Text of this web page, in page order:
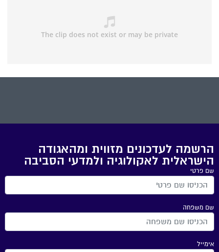
הרשמה לעדכונים מזווית ומהאגודה
הישראלית לאקולוגיה ולמדעי הסביבה
שם פרטי
שם משפחה
אימייל